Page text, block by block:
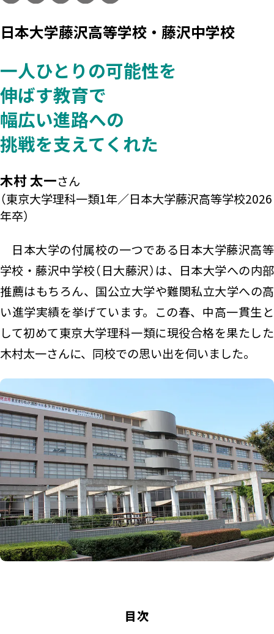
日本大学藤沢高等学校・藤沢中学校
一人ひとりの可能性を
伸ばす教育で
幅広い進路への
挑戦を支えてくれた
木村 太一さん
（東京大学理科一類1年／日本大学藤沢高等学校2026
年卒）
日本大学の付属校の一つである日本大学藤沢高等
学校・藤沢中学校（日大藤沢）は、日本大学への内部
推薦はもちろん、国公立大学や難関私立大学への高
い進学実績を挙げています。この春、中高一貫生と
して初めて東京大学理科一類に現役合格を果たした
木村太一さんに、同校での思い出を伺いました。
目次